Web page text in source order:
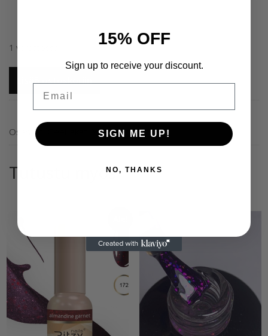
1 varastossa
266
“AMERICAN
määrä
Lisää ostoskoriin
Osastot: Yleinen
Tutustu myös
15% OFF
Sign up to receive your discount.
SIGN ME UP!
NO, THANKS